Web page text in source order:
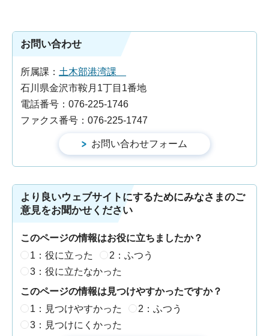
お問い合わせ
所属課： 土木部港湾課
石川県金沢市鞍月1丁目1番地
電話番号：076-225-1746
ファクス番号：076-225-1747
より良いウェブサイトにするためにみなさまのご
意見をお聞かせください
このページの情報はお役に立ちましたか？
1：役に立った
2：ふつう
3：役に立たなかった
このページの情報は見つけやすかったですか？
1：見つけやすかった
2：ふつう
3：見つけにくかった